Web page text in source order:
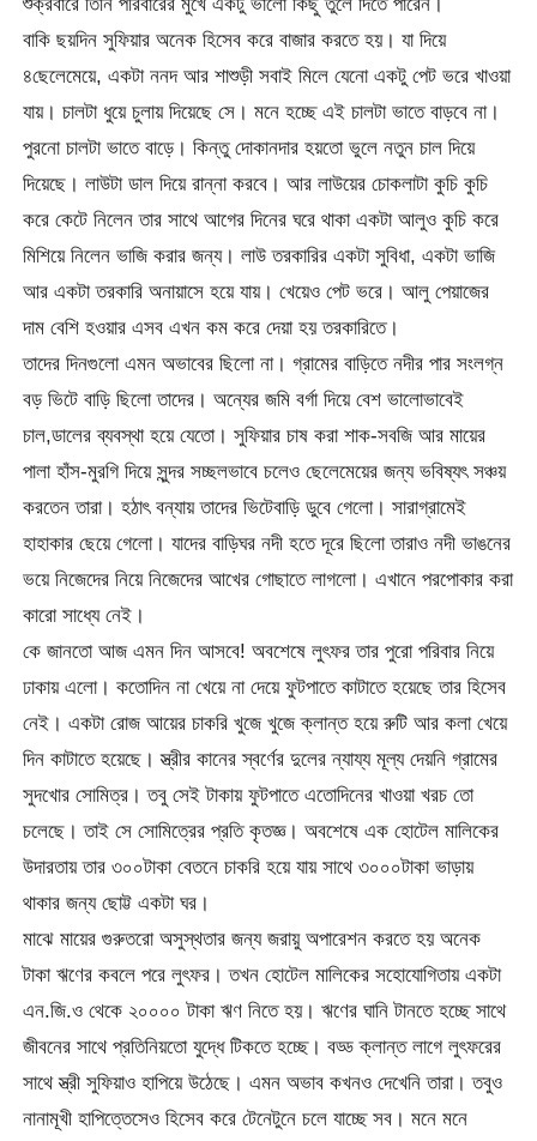
বাকি ছয়দিন সুফিয়ার অনেক হিসেব করে বাজার করতে হয়। যা দিয়ে
৪ছেলেমেয়ে, একটা ননদ আর শাশুড়ী সবাই মিলে যেনো একটু পেট ভরে খাওয়া
যায়। চালটা ধুয়ে চুলায় দিয়েছে সে। মনে হচ্ছে এই চালটা ভাতে বাড়বে না।
পুরনো চালটা ভাতে বাড়ে। কিন্তু দোকানদার হয়তো ভুলে নতুন চাল দিয়ে
দিয়েছে। লাউটা ডাল দিয়ে রান্না করবে। আর লাউয়ের চোকলাটা কুচি কুচি
করে কেটে নিলেন তার সাথে আগের দিনের ঘরে থাকা একটা আলুও কুচি করে
মিশিয়ে নিলেন ভাজি করার জন্য। লাউ তরকারির একটা সুবিধা, একটা ভাজি
আর একটা তরকারি অনায়াসে হয়ে যায়। খেয়েও পেট ভরে। আলু পেয়াজের
দাম বেশি হওয়ার এসব এখন কম করে দেয়া হয় তরকারিতে।
তাদের দিনগুলো এমন অভাবের ছিলো না। গ্রামের বাড়িতে নদীর পার সংলগ্ন
বড় ভিটে বাড়ি ছিলো তাদের। অন্যের জমি বর্গা দিয়ে বেশ ভালোভাবেই
চাল,ডালের ব্যবস্থা হয়ে যেতো। সুফিয়ার চাষ করা শাক-সবজি আর মায়ের
পালা হাঁস-মুরগি দিয়ে সুন্দর সচ্ছলভাবে চলেও ছেলেমেয়ের জন্য ভবিষ্যৎ সঞ্চয়
করতেন তারা। হঠাৎ বন্যায় তাদের ভিটেবাড়ি ডুবে গেলো। সারাগ্রামেই
হাহাকার ছেয়ে গেলো। যাদের বাড়িঘর নদী হতে দূরে ছিলো তারাও নদী ভাঙনের
ভয়ে নিজেদের নিয়ে নিজেদের আখের গোছাতে লাগলো। এখানে পরপোকার করা
কারো সাধ্যে নেই।
কে জানতো আজ এমন দিন আসবে! অবশেষে লুৎফর তার পুরো পরিবার নিয়ে
ঢাকায় এলো। কতোদিন না খেয়ে না দেয়ে ফুটপাতে কাটাতে হয়েছে তার হিসেব
নেই। একটা রোজ আয়ের চাকরি খুজে খুজে ক্লান্ত হয়ে রুটি আর কলা খেয়ে
দিন কাটাতে হয়েছে। স্ত্রীর কানের স্বর্ণের দুলের ন্যায্য মূল্য দেয়নি গ্রামের
সুদখোর সোমিত্র। তবু সেই টাকায় ফুটপাতে এতোদিনের খাওয়া খরচ তো
চলেছে। তাই সে সোমিত্রের প্রতি কৃতজ্ঞ। অবশেষে এক হোটেল মালিকের
উদারতায় তার ৩০০টাকা বেতনে চাকরি হয়ে যায় সাথে ৩০০০টাকা ভাড়ায়
থাকার জন্য ছোট্ট একটা ঘর।
মাঝে মায়ের গুরুতরো অসুস্থতার জন্য জরায়ু অপারেশন করতে হয় অনেক
টাকা ঋণের কবলে পরে লুৎফর। তখন হোটেল মালিকের সহোযোগিতায় একটা
এন.জি.ও থেকে ২০০০০ টাকা ঋণ নিতে হয়। ঋণের ঘানি টানতে হচ্ছে সাথে
জীবনের সাথে প্রতিনিয়তো যুদ্ধে টিকতে হচ্ছে। বড্ড ক্লান্ত লাগে লুৎফরের
সাথে স্ত্রী সুফিয়াও হাপিয়ে উঠেছে। এমন অভাব কখনও দেখেনি তারা। তবুও
নানামূখী হাপিত্তেসেও হিসেব করে টেনেটুনে চলে যাচ্ছে সব। মনে মনে